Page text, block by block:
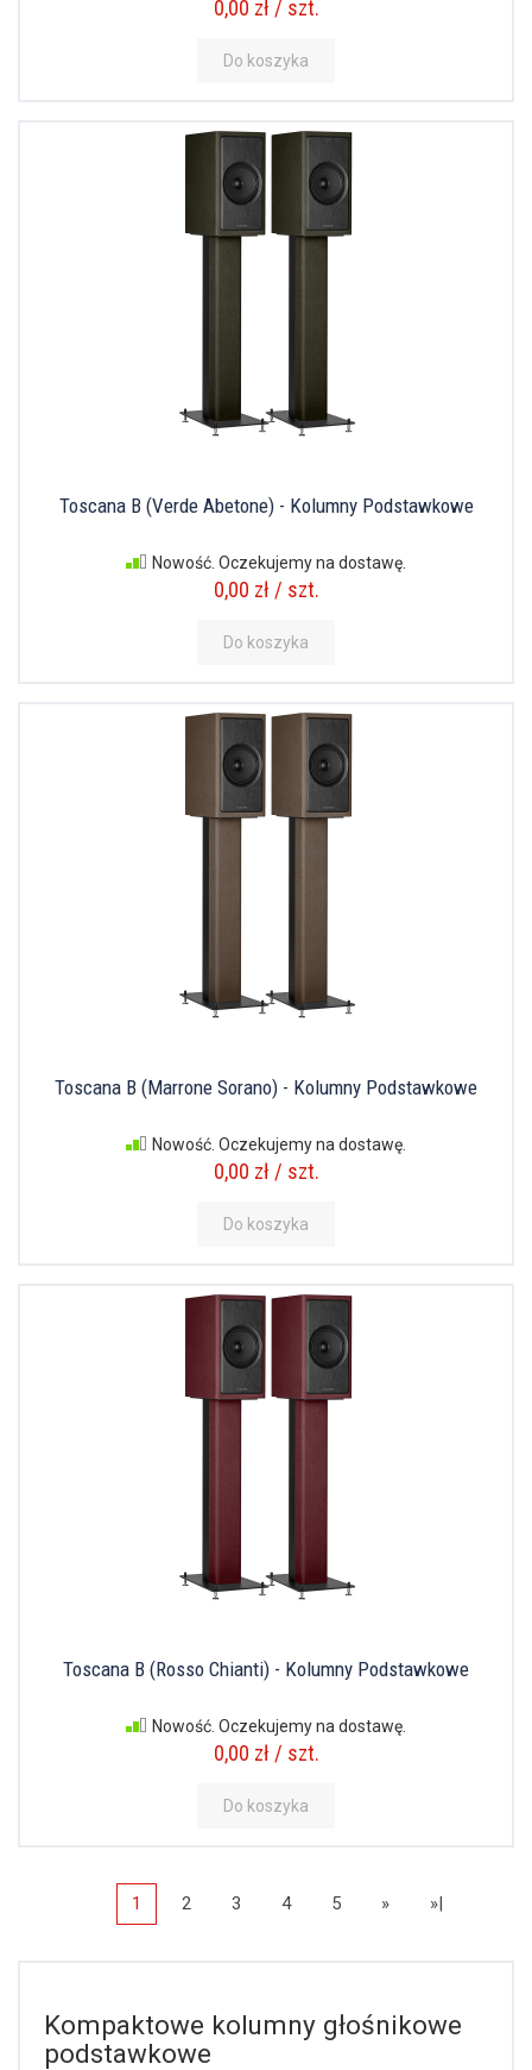
0,00 zł / szt.
Do koszyka
Toscana B (Verde Abetone) - Kolumny Podstawkowe
Nowość. Oczekujemy na dostawę.
0,00 zł / szt.
Do koszyka
Toscana B (Marrone Sorano) - Kolumny Podstawkowe
Nowość. Oczekujemy na dostawę.
0,00 zł / szt.
Do koszyka
Toscana B (Rosso Chianti) - Kolumny Podstawkowe
Nowość. Oczekujemy na dostawę.
0,00 zł / szt.
Do koszyka
1 2 3 4 5 » »|
Kompaktowe kolumny głośnikowe
podstawkowe